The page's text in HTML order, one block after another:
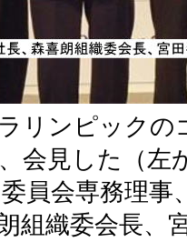
リンピックの
会見した（左
員会専務理事
組織委会長、